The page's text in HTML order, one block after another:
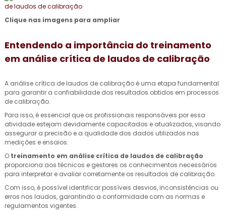
Clique nas imagens para ampliar
Entendendo a importância do treinamento
em análise crítica de laudos de calibração
A análise crítica de laudos de calibração é uma etapa fundamental
para garantir a confiabilidade dos resultados obtidos em processos
de calibração.
Para isso, é essencial que os profissionais responsáveis por essa
atividade estejam devidamente capacitados e atualizados, visando
assegurar a precisão e a qualidade dos dados utilizados nas
medições e ensaios.
O treinamento em análise crítica de laudos de calibração
proporciona aos técnicos e gestores os conhecimentos necessários
para interpretar e avaliar corretamente os resultados de calibração.
Com isso, é possível identificar possíveis desvios, inconsistências ou
erros nos laudos, garantindo a conformidade com as normas e
regulamentos vigentes.